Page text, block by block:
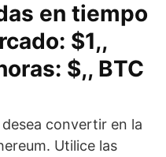
en tiempo
$1,,
$,, BTC
convertir en la
Utilice las